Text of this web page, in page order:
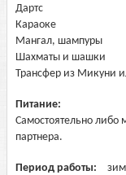
Дартс
Караоке
Мангал, шампуры
Шахматы и шашки
Трансфер из Микуни
Питание:
Самостоятельно либо
партнера.
Период работы: